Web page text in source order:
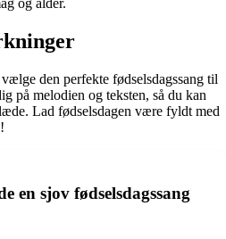
og alder.
den perfekte fødselsdagssang til
på melodien og teksten, så du kan
Lad fødselsdagen være fyldt med
en sjov fødselsdagssang